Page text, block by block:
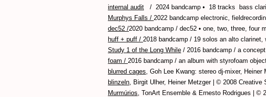
internal audit / 2024 bandcamp • 18 tracks bass
Murphys Falls / 2022 bandcamp electronic,
dec52 /2020 bandcamp / dec52 • one, two, three, four
huff + puff / 2018 bandcamp / 19 solos an alto clarinet,
Study 1 of the Long While / 2016 bandcamp / a
foam / 2016 bandcamp / an album with styrofoam
blurred cages, Goh Lee Kwang: stereo dj-mixer,
blinzeln, Birgit Ulher, Heiner Metzger | © 2008
Murmúrios, TonArt Ensemble & Ernesto